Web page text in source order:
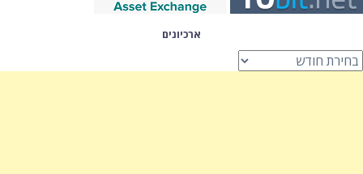
ארכיונים
ארכיונים